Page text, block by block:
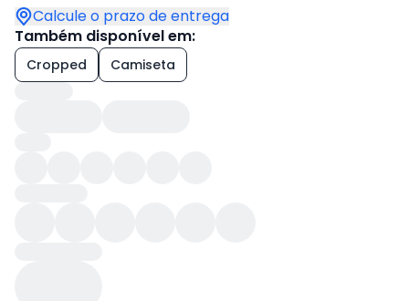
Calcule o prazo de entrega
Também disponível em:
Cropped Camiseta